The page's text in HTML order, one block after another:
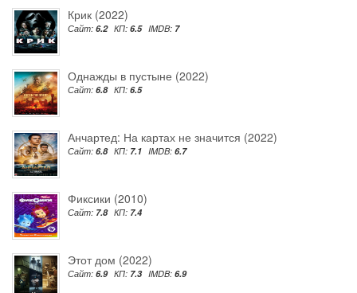
Крик (2022)
Сайт: 6.2 КП: 6.5 IMDB: 7
Однажды в пустыне (2022)
Сайт: 6.8 КП: 6.5
Анчартед: На картах не значится (2022)
Сайт: 6.8 КП: 7.1 IMDB: 6.7
Фиксики (2010)
Сайт: 7.8 КП: 7.4
Этот дом (2022)
Сайт: 6.9 КП: 7.3 IMDB: 6.9